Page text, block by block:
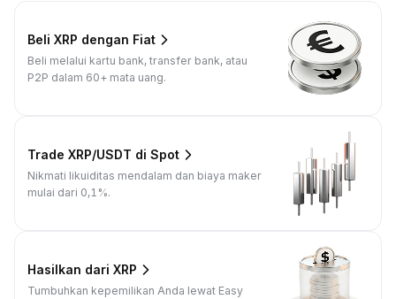
Beli XRP dengan Fiat
Beli melalui kartu bank, transfer bank, atau
P2P dalam 60+ mata uang.
Trade XRP/USDT di Spot
Nikmati likuiditas mendalam dan biaya maker
mulai dari 0,1%.
Hasilkan dari XRP
Tumbuhkan kepemilikan Anda lewat Easy